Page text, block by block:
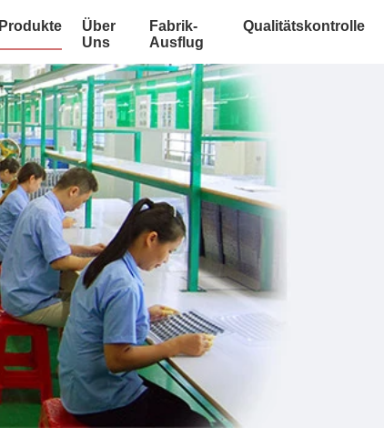
Produkte
Über
Uns
Fabrik-
Ausflug
Qualitätskontrolle